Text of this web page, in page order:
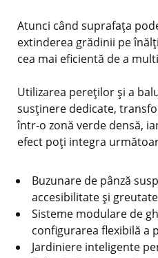
Atunci când suprafața
extinderea grădinii pe
cea mai eficientă de a
Utilizarea pereților și a
susținere dedicate,
într-o zonă verde densă,
efect poți integra
Buzunare de pânză
accesibilitate și
Sisteme modulare de
configurarea flexibilă a
Jardiniere inteligente